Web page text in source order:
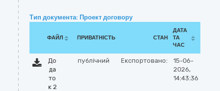
Тип документа: Проект договору
ФАЙЛ ПРИВАТНІСТЬ СТАН
ДАТА
ТА
ЧАС
До
да
то
к 2
публічний Експортовано:
15-06-
2026,
14:43:36